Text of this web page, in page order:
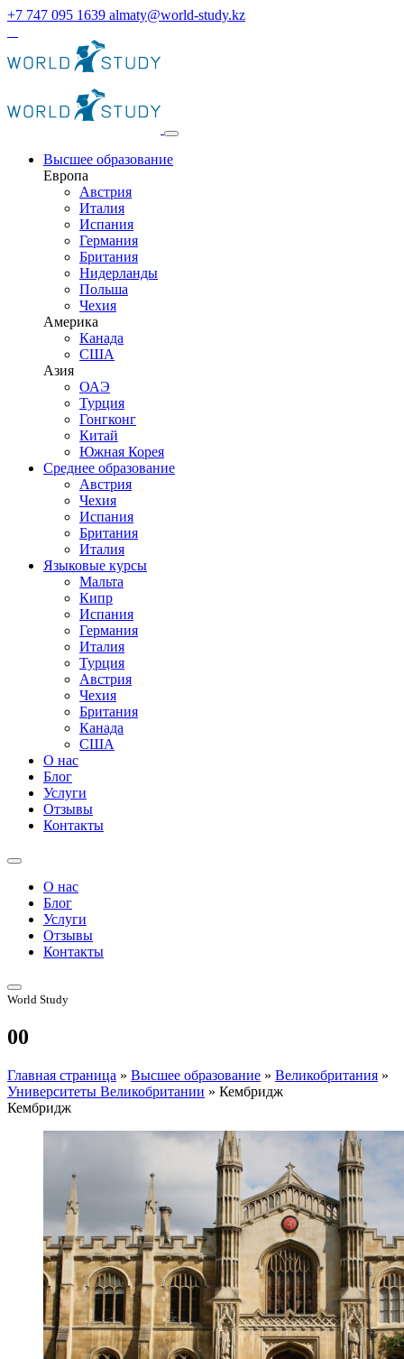
+7 747 095 1639 almaty@world-study.kz
Высшее образование
Европа
Австрия
Италия
Испания
Германия
Британия
Нидерланды
Польша
Чехия
Америка
Канада
США
Азия
ОАЭ
Турция
Гонгконг
Китай
Южная Корея
Среднее образование
Австрия
Чехия
Испания
Британия
Италия
Языковые курсы
Мальта
Кипр
Испания
Германия
Италия
Турция
Австрия
Чехия
Британия
Канада
США
О нас
Блог
Услуги
Отзывы
Контакты
О нас
Блог
Услуги
Отзывы
Контакты
World Study
00
Главная страница » Высшее образование » Великобритания »
Университеты Великобритании » Кембридж
Кембридж